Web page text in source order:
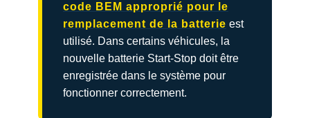
code BEM approprié pour le
remplacement de la batterie est
utilisé. Dans certains véhicules, la
nouvelle batterie Start-Stop doit être
enregistrée dans le système pour
fonctionner correctement.